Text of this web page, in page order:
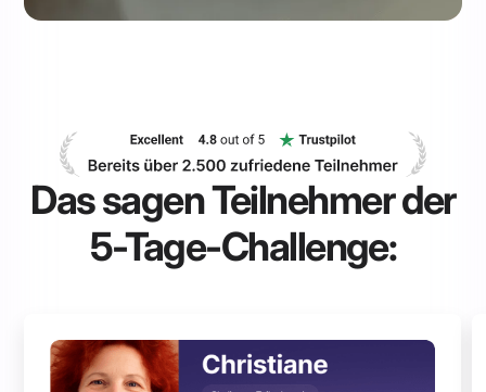
Das sagen Teilnehmer der
5-Tage-Challenge: